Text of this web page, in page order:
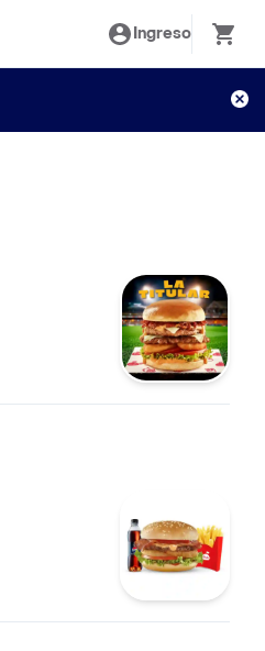
Ingreso